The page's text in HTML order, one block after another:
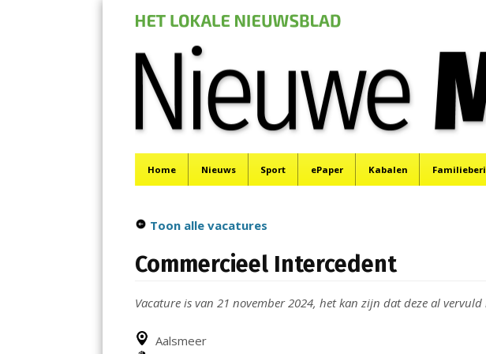
Menu
Home Nieuws Sport ePaper Kabalen
Toon alle vacatures
Commercieel Intercedent
Vacature is van 21 november 2024, het kan zijn dat deze al vervuld
Aalsmeer